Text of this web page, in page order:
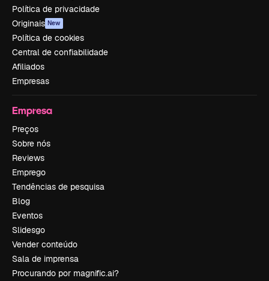
Política de privacidade
Originais New
Política de cookies
Central de confiabilidade
Afiliados
Empresas
Empresa
Preços
Sobre nós
Reviews
Emprego
Tendências de pesquisa
Blog
Eventos
Slidesgo
Vender conteúdo
Sala de imprensa
Procurando por magnific.ai?